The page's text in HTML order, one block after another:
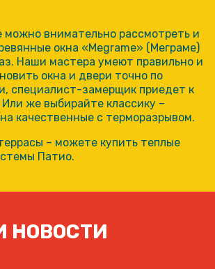
можно внимательно рассмотреть и
окна «Megrame» (Меграме)
Наши мастера умеют правильно и
окна и двери точно по
специалист-замерщик приедет к
же выбирайте классику –
качественные с терморазрывом.
– можете купить теплые
Патио.
НОВОСТИ